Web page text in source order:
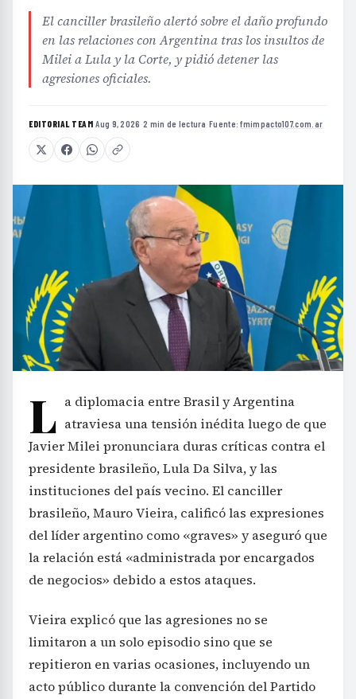
El canciller brasileño alertó sobre el daño profundo
en las relaciones con Argentina tras los insultos de
Milei a Lula y la Corte, y pidió detener las
agresiones oficiales.
EDITORIAL TEAM·Aug 9, 2026 ·2 min de lectura ·Fuente:fmimpacto107.com.ar
L a diplomacia entre Brasil y Argentina
atraviesa una tensión inédita luego de que
Javier Milei pronunciara duras críticas contra el
presidente brasileño, Lula Da Silva, y las
instituciones del país vecino. El canciller
brasileño, Mauro Vieira, calificó las expresiones
del líder argentino como «graves» y aseguró que
la relación está «administrada por encargados
de negocios» debido a estos ataques.
Vieira explicó que las agresiones no se
limitaron a un solo episodio sino que se
repitieron en varias ocasiones, incluyendo un
acto público durante la convención del Partido